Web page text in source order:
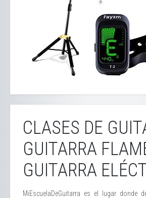
CLASES DE
GUITARRA
GUITARRA
MiEscuelaDeGuitarra es el lugar donde